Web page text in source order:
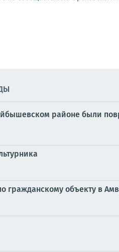
районе были
гражданскому объекту в